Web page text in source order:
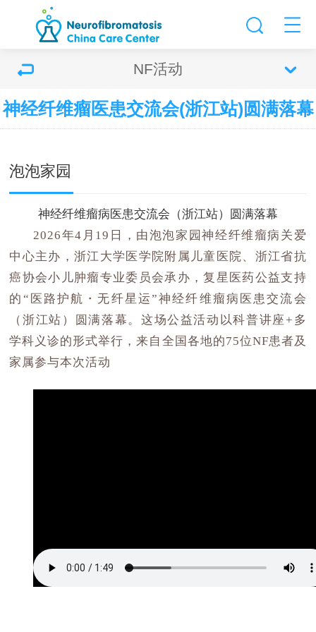
NF活动
神经纤维瘤医患交流会(浙江站)圆满落幕
泡泡家园
神经纤维瘤病医患交流会（浙江站）圆满落幕
2026年4月19日，由泡泡家园神经纤维瘤病关爱
中心主办，浙江大学医学院附属儿童医院、浙江省抗
癌协会小儿肿瘤专业委员会承办，复星医药公益支持
的“医路护航・无纤星运”神经纤维瘤病医患交流会
（浙江站）圆满落幕。这场公益活动以科普讲座+多
学科义诊的形式举行，来自全国各地的75位NF患者及
家属参与本次活动